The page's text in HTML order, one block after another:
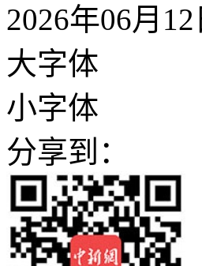
2026年06月
大字体
小字体
分享到：